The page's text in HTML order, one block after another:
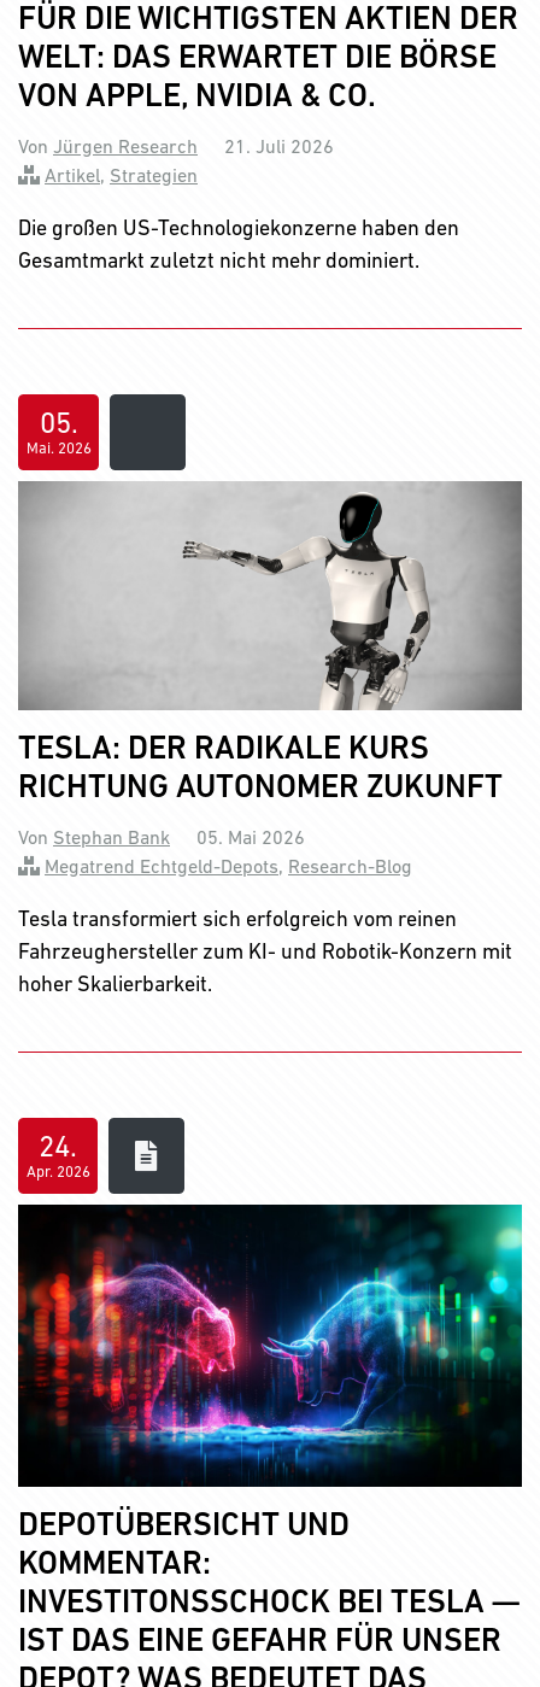
FÜR DIE WICHTIGSTEN AKTIEN DER
WELT: DAS ERWARTET DIE BÖRSE
VON APPLE, NVIDIA & CO.
Von Jürgen Research
21. Juli 2026
Artikel, Strategien
Die großen US-Technologiekonzerne haben den
Gesamtmarkt zuletzt nicht mehr dominiert.
05.
Mai. 2026
TESLA: DER RADIKALE KURS
RICHTUNG AUTONOMER ZUKUNFT
Von Stephan Bank
05. Mai 2026
Megatrend Echtgeld-Depots, Research-Blog
Tesla transformiert sich erfolgreich vom reinen
Fahrzeughersteller zum KI- und Robotik-Konzern mit
hoher Skalierbarkeit.
24.
Apr. 2026
DEPOTÜBERSICHT UND
KOMMENTAR:
INVESTITONSSCHOCK BEI TESLA —
IST DAS EINE GEFAHR FÜR UNSER